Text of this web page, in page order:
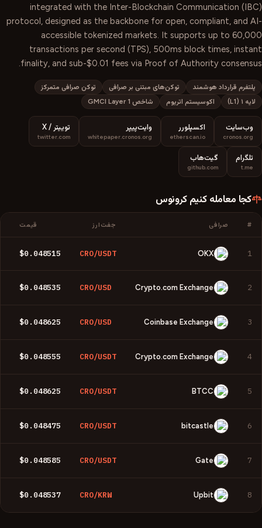
integrated with the Inter-Blockchain Communication (IBC)
protocol, designed as the backbone for open, compliant, and AI-
accessible tokenized markets. It supports up to 60,000
transactions per second (TPS), 500ms block times, instant
finality, and sub-$0.01 fees via Proof of Authority consensus.
پلتفرم قرارداد هوشمند توکن‌های مبتنی بر صرافی
توکن صرافی متمرکز
لایه ۱ (L1)
اکوسیستم اتریوم شاخص GMCI Layer 1
وب‌سایت
cronos.org
اکسپلورر
etherscan.io
وایت‌پیپر
whitepaper.cronos.org
توییتر / X
twitter.com
تلگرام
t.me
گیت‌هاب
github.com
کجا معامله کنیم کرونوس
# صرافی جفت‌ارز قیمت
1
OKX
CRO/USDT
$0.048515
2
Crypto.com Exchange
CRO/USD
$0.048535
3
Coinbase Exchange
CRO/USD
$0.048625
4
Crypto.com Exchange
CRO/USDT
$0.048555
5
BTCC
CRO/USDT
$0.048625
6
bitcastle
CRO/USDT
$0.048475
7
Gate
CRO/USDT
$0.048585
8
Upbit
CRO/KRW
$0.048537